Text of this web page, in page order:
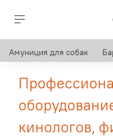
Амуниция для собак
кинологов,